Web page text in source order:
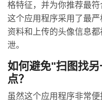
格特征，并为你推荐最符
这个应用程序采用了最
资料和上传的头像信息
泄。
如何避免"扫图找
点？
虽然这个应用程序非常